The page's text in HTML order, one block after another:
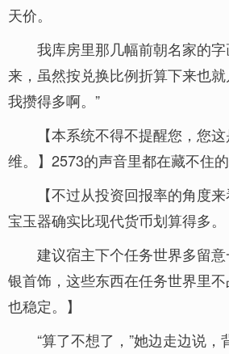
天价。
我库房里那几幅前朝名家的
来，虽然按兑换比例折算下来也
我攒得多啊。”
【本系统不得不提醒您，您
维。】2573的声音里都在藏不住的
【不过从投资回报率的角度
宝玉器确实比现代货币划算得多。
建议宿主下个任务世界多留
银首饰，这些东西在任务世界里
也稳定。】
“算了不想了，”她边走边说